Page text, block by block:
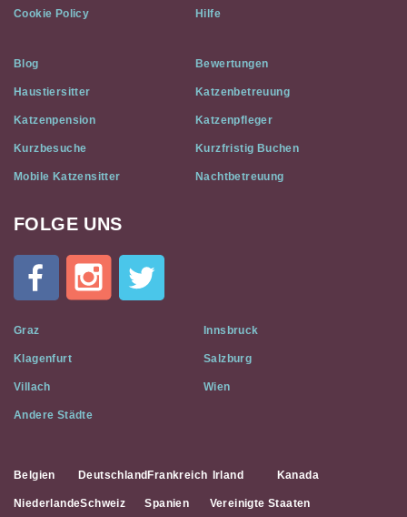
Cookie Policy Hilfe
Blog Bewertungen
Haustiersitter Katzenbetreuung
Katzenpension Katzenpfleger
Kurzbesuche Kurzfristig Buchen
Mobile Katzensitter Nachtbetreuung
Cat
Flat
Social
Media
FOLGE UNS
Graz Innsbruck
Klagenfurt Salzburg
Villach Wien
Andere Städte
Belgien Deutschland Frankreich Irland Kanada
NiederlandeSchweiz Spanien Vereinigte Staaten